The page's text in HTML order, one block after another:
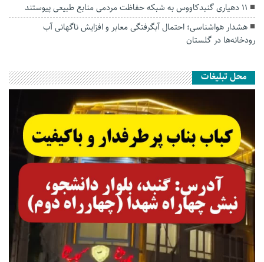
۱۱ دهیاری گنبدکاووس به شبکه حفاظت مردمی منابع طبیعی پیوستند
هشدار هواشناسی؛ احتمال آبگرفتگی معابر و افزایش ناگهانی آب
رودخانه‌ها در گلستان
محل تبلیغات